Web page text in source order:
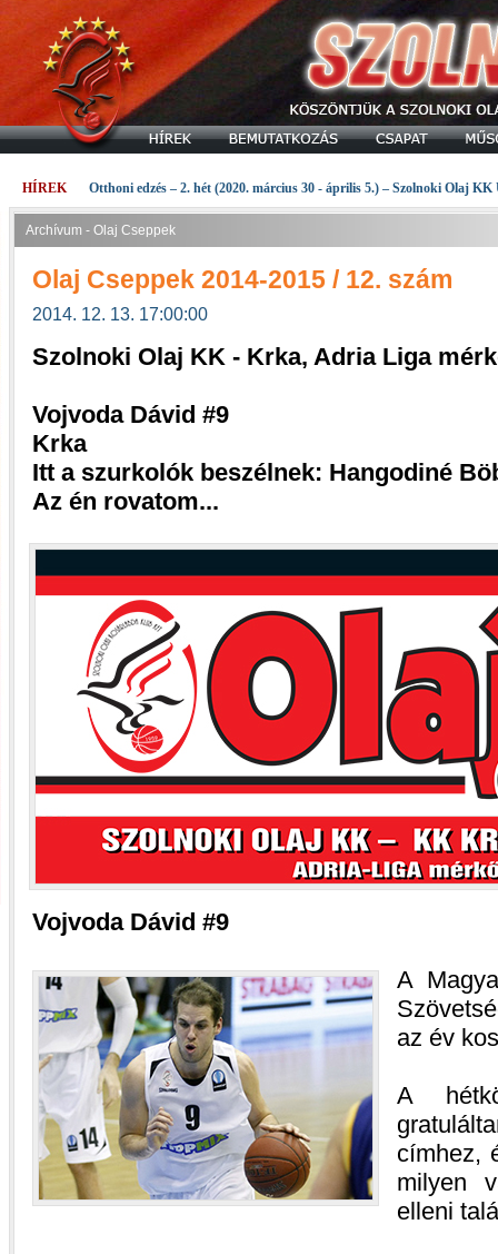
HÍREK Otthoni edzés – 2. hét (2020. március 30 - április 5.) – Szolnoki Olaj KK
Archívum - Olaj Cseppek
Olaj Cseppek 2014-2015 / 12. szám
2014. 12. 13. 17:00:00
Szolnoki Olaj KK - Krka, Adria Liga
Vojvoda Dávid #9
Krka
Itt a szurkolók beszélnek: Hangodiné
Az én rovatom...
Vojvoda Dávid #9
A
az év
A
címhez,
milyen
elleni